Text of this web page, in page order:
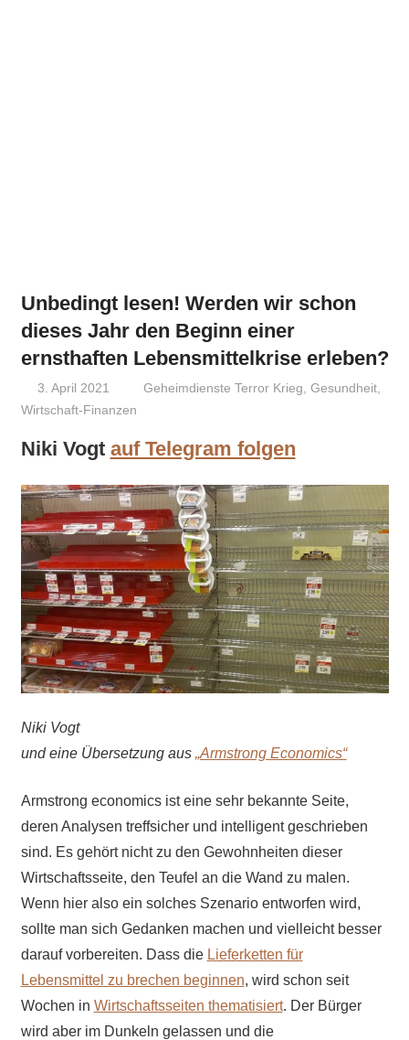
Unbedingt lesen! Werden wir schon
dieses Jahr den Beginn einer
ernsthaften Lebensmittelkrise erleben?
3. April 2021 Niki Vogt
Geheimdienste Terror Krieg,Gesundheit,
Wirtschaft-Finanzen
Niki Vogt auf Telegram folgen
Niki Vogt
und eine Übersetzung aus „Armstrong Economics“
Armstrong economics ist eine sehr bekannte Seite,
deren Analysen treffsicher und intelligent geschrieben
sind. Es gehört nicht zu den Gewohnheiten dieser
Wirtschaftsseite, den Teufel an die Wand zu malen.
Wenn hier also ein solches Szenario entworfen wird,
sollte man sich Gedanken machen und vielleicht besser
darauf vorbereiten. Dass die Lieferketten für
Lebensmittel zu brechen beginnen, wird schon seit
Wochen in Wirtschaftsseiten thematisiert. Der Bürger
wird aber im Dunkeln gelassen und die